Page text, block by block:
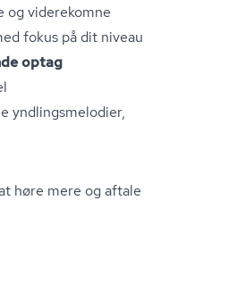
og viderekomne
fokus på dit niveau
optag
ynd­lings­me­lo­di­er,
høre mere og aftale